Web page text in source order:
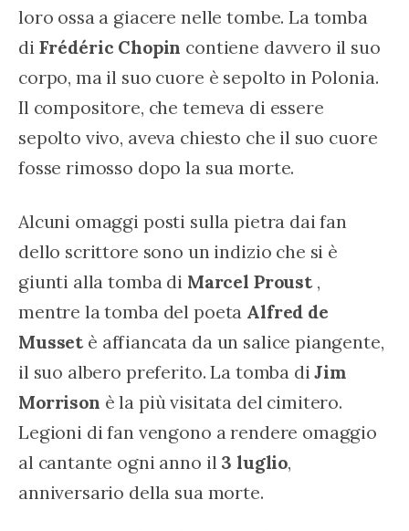
loro ossa a giacere nelle tombe. La tomba
di Frédéric Chopin contiene davvero il suo
corpo, ma il suo cuore è sepolto in Polonia.
Il compositore, che temeva di essere
sepolto vivo, aveva chiesto che il suo cuore
fosse rimosso dopo la sua morte.
Alcuni omaggi posti sulla pietra dai fan
dello scrittore sono un indizio che si è
giunti alla tomba di Marcel Proust ,
mentre la tomba del poeta Alfred de
Musset è affiancata da un salice piangente,
il suo albero preferito. La tomba di Jim
Morrison è la più visitata del cimitero.
Legioni di fan vengono a rendere omaggio
al cantante ogni anno il 3 luglio,
anniversario della sua morte.